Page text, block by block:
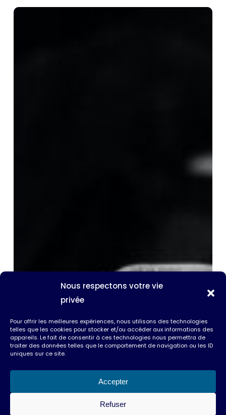
Nous respectons votre vie
privée
Pour offrir les meilleures expériences, nous utilisons des technologies
telles que les cookies pour stocker et/ou accéder aux informations des
appareils. Le fait de consentir à ces technologies nous permettra de
traiter des données telles que le comportement de navigation ou les ID
uniques sur ce site.
Accepter
Refuser